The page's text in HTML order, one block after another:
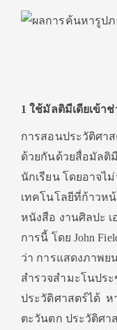
1 ใช้มัลติมีเดียเข้าช่
การสอนประวัติศา
ด้วยกันด้วยสื่อมัลติ
นักเรียน โดยอาจไ
เทคโนโลยีที่ก้าวห
หนังสือ งานศิลปะ
การนี้ โดย John
ว่า การแสดงภาพ
สำรวจสำมะโนปร
ประวัติศาสตร์ได้ ห
ตะวันตก ประวัติศา